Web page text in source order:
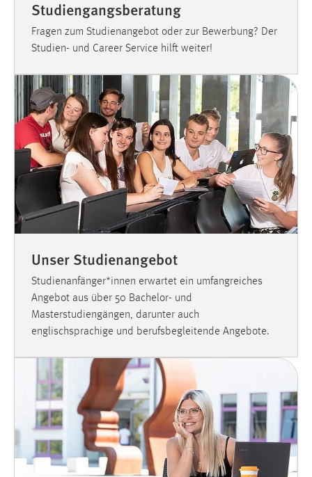
Studiengangsberatung
Fragen zum Studienangebot oder zur Bewerbung? Der
Studien- und Career Service hilft weiter!
Unser Studienangebot
Studienanfänger*innen erwartet ein umfangreiches
Angebot aus über 50 Bachelor- und
Masterstudiengängen, darunter auch
englischsprachige und berufsbegleitende Angebote.
Conversion-Tracking
Cookie Laufzeit:
Facebook Pixel
Name:
_fbp
Anbieter:
Facebook
Zweck:
Conversion-Tracking
3 Monate
EXTERNE MEDIEN
Um Inhalte von Videoplattformen und Social Media
Plattformen anzeigen zu können, werden von diesen
externen Medien Cookies gesetzt.
YouTube
Vimeo